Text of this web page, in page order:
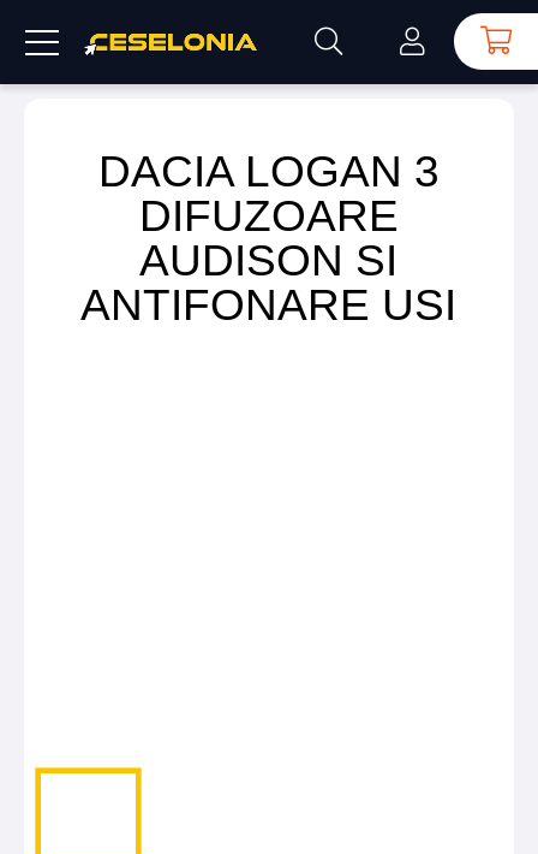
DACIA LOGAN 3
DIFUZOARE
AUDISON SI
ANTIFONARE USI